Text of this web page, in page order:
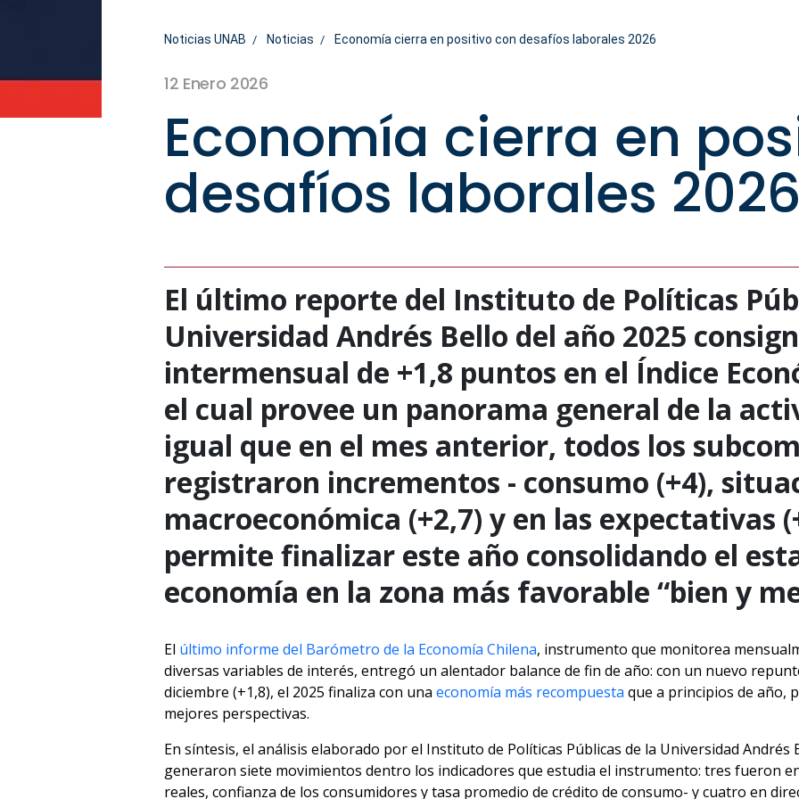
Noticias UNAB Noticias Economía cierra en positivo con desafíos laborales 2026
12 Enero 2026
Economía cierra en
desafíos laborales
El último reporte del Instituto de Políticas
Universidad Andrés Bello del año 2025
intermensual de +1,8 puntos en el Índice
el cual provee un panorama general de la
igual que en el mes anterior, todos los
registraron incrementos - consumo (+4),
macroeconómica (+2,7) y en las expectativas
permite finalizar este año consolidando el
economía en la zona más favorable “bien y
El último informe del Barómetro de la Economía Chilena, instrumento que monitorea
diversas variables de interés, entregó un alentador balance de fin de año: con un nuevo
diciembre (+1,8), el 2025 finaliza con una economía más recompuesta que a principios de año,
mejores perspectivas.
En síntesis, el análisis elaborado por el Instituto de Políticas Públicas de la Universidad
generaron siete movimientos dentro los indicadores que estudia el instrumento: tres fueron
reales, confianza de los consumidores y tasa promedio de crédito de consumo- y cuatro en